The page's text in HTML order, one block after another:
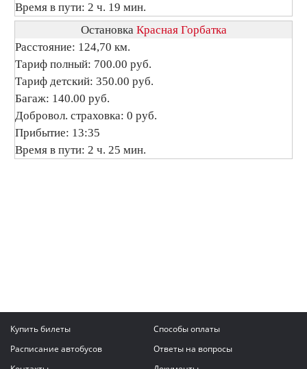
Время в пути: 2 ч. 19 мин.
Остановка Красная Горбатка
Расстояние: 124,70 км.
Тариф полный: 700.00 руб.
Тариф детский: 350.00 руб.
Багаж: 140.00 руб.
Добровол. страховка: 0 руб.
Прибытие: 13:35
Время в пути: 2 ч. 25 мин.
Купить билеты
Способы оплаты
Расписание автобусов
Ответы на вопросы